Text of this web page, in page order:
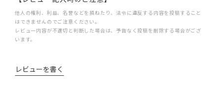
他人の権利、利益、名誉などを損ねたり、法令に違反する内容を投稿すること
はできませんのでご注意ください。
レビュー内容が不適切と判断した場合は、予告なく投稿を削除する場合がござ
います。
レビューを書く